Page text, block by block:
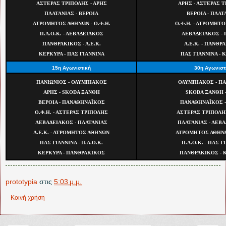
ΑΣΤΕΡΑΣ ΤΡΙΠΟΛΗΣ - ΑΡΗΣ
ΠΛΑΤΑΝΙΑΣ - ΒΕΡΟΙΑ
ΑΤΡΟΜΗΤΟΣ ΑΘΗΝΩΝ - Ο.Φ.Η.
Π.Α.Ο.Κ. - ΛΕΒΑΔΕΙΑΚΟΣ
ΠΑΝΘΡΑΚΙΚΟΣ - Α.Ε.Κ.
ΚΕΡΚΥΡΑ - ΠΑΣ ΓΙΑΝΝΙΝΑ
ΑΡΗΣ - ΑΣΤΕΡΑΣ
ΒΕΡΟΙΑ -
Ο.Φ.Η. -
ΛΕΒΑΔΕΙΑΚΟΣ -
Α.Ε.Κ. -
ΠΑΣ ΓΙΑΝΝΙΝΑ -
15η Αγωνιστική 30η
ΠΑΝΙΩΝΙΟΣ - ΟΛΥΜΠΙΑΚΟΣ
ΑΡΗΣ - SKODA ΞΑΝΘΗ
ΒΕΡΟΙΑ - ΠΑΝΑΘΗΝΑΪΚΟΣ
Ο.Φ.Η. - ΑΣΤΕΡΑΣ ΤΡΙΠΟΛΗΣ
ΛΕΒΑΔΕΙΑΚΟΣ - ΠΛΑΤΑΝΙΑΣ
Α.Ε.Κ. - ΑΤΡΟΜΗΤΟΣ ΑΘΗΝΩΝ
ΠΑΣ ΓΙΑΝΝΙΝΑ - Π.Α.Ο.Κ.
ΚΕΡΚΥΡΑ - ΠΑΝΘΡΑΚΙΚΟΣ
ΟΛΥΜΠΙΑΚΟΣ -
SKODA ΞΑΝΘΗ
ΠΑΝΑΘΗΝΑΪΚΟΣ -
ΑΣΤΕΡΑΣ
ΠΛΑΤΑΝΙΑΣ -
ΑΤΡΟΜΗΤΟΣ
Π.Α.Ο.Κ. - ΠΑΣ
ΠΑΝΘΡΑΚΙΚΟΣ -
prototypia στις 5:03 μ.μ.
Κοινή χρήση